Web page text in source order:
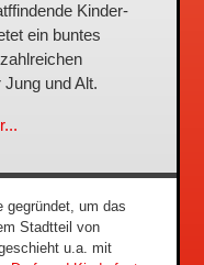
Kinder-
ein buntes
und Alt.
gegründet, um das
Stadtteil von
u.a. mit